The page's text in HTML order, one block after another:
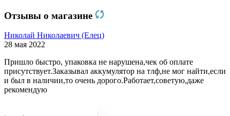
Отзывы о магазине
Николай Николаевич (Елец)
28 мая 2022
Пришло быстро, упаковка не нарушена,чек об оплате
присутствует.Заказывал аккумулятор на тлф,не мог найти,если
и был в наличии,то очень дорого.Работает,советую,даже
рекомендую